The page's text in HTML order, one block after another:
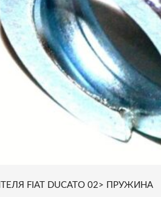
FIAT DUCATO 02> ПРУЖИНА